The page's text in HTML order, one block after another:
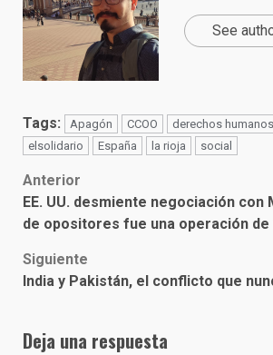
See
Tags: Apagón CCOO derechos humanos
elsolidario
España la rioja social
Post
navigation
Anterior
EE. UU. desmiente negociación con
de opositores fue una operación
Siguiente
India y Pakistán, el conflicto que
Deja una respuesta